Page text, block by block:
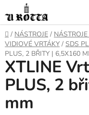
na
obsah
DOMŮ
/ NÁSTROJE /
VIDIOVÉ VRTÁKY / SDS
PLUS, 2 BŘITY | 6,5X160
XTLINE
PLUS, 2
mm